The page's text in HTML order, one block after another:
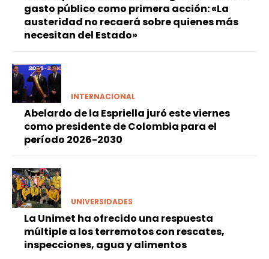
gasto público como primera acción: «La
austeridad no recaerá sobre quienes más
necesitan del Estado»
INTERNACIONAL
Abelardo de la Espriella juró este viernes
como presidente de Colombia para el
período 2026-2030
UNIVERSIDADES
La Unimet ha ofrecido una respuesta
múltiple a los terremotos con rescates,
inspecciones, agua y alimentos